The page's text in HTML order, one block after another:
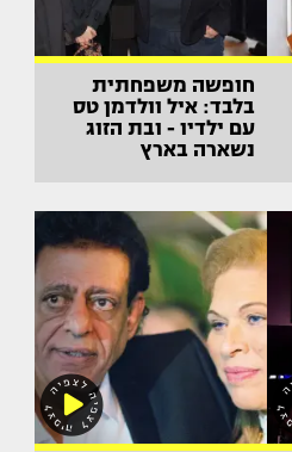
חופשה משפחתית
בלבד: איל וולדמן טס
עם ילדיו - ובת הזוג
נשארה בארץ